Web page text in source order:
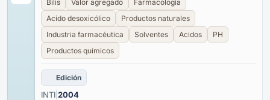
Bilis Valor agregado
Farmacología
Acido desoxicólico
Productos naturales
Industria farmacéutica
Solventes Acidos
PH
Productos químicos
Edición
INTI 2004